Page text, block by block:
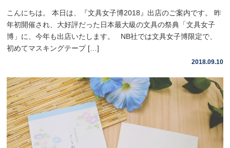
こんにちは。 本日は、『文具女子博2018』出店のご案内です。 昨
年初開催され、大好評だった日本最大級の文具の祭典「文具女子
博」に、今年も出店いたします。 NB社では文具女子博限定で、
初めてマスキングテープ […]
2018.09.10